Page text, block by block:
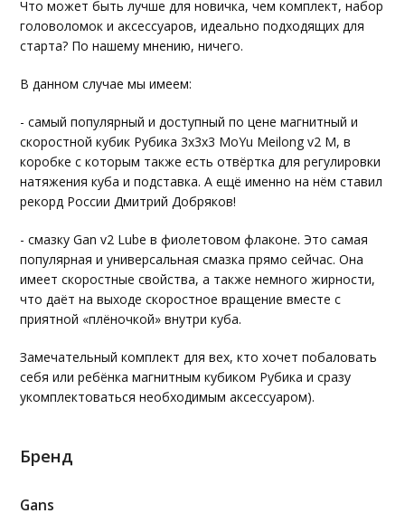
Что может быть лучше для новичка, чем комплект, набор
головоломок и аксессуаров, идеально подходящих для
старта? По нашему мнению, ничего.
В данном случае мы имеем:
- самый популярный и доступный по цене магнитный и
скоростной кубик Рубика 3х3х3 MoYu Meilong v2 M, в
коробке с которым также есть отвёртка для регулировки
натяжения куба и подставка. А ещё именно на нём ставил
рекорд России Дмитрий Добряков!
- смазку Gan v2 Lube в фиолетовом флаконе. Это самая
популярная и универсальная смазка прямо сейчас. Она
имеет скоростные свойства, а также немного жирности,
что даёт на выходе скоростное вращение вместе с
приятной «плёночкой» внутри куба.
Замечательный комплект для вех, кто хочет побаловать
себя или ребёнка магнитным кубиком Рубика и сразу
укомплектоваться необходимым аксессуаром).
Бренд
Gans